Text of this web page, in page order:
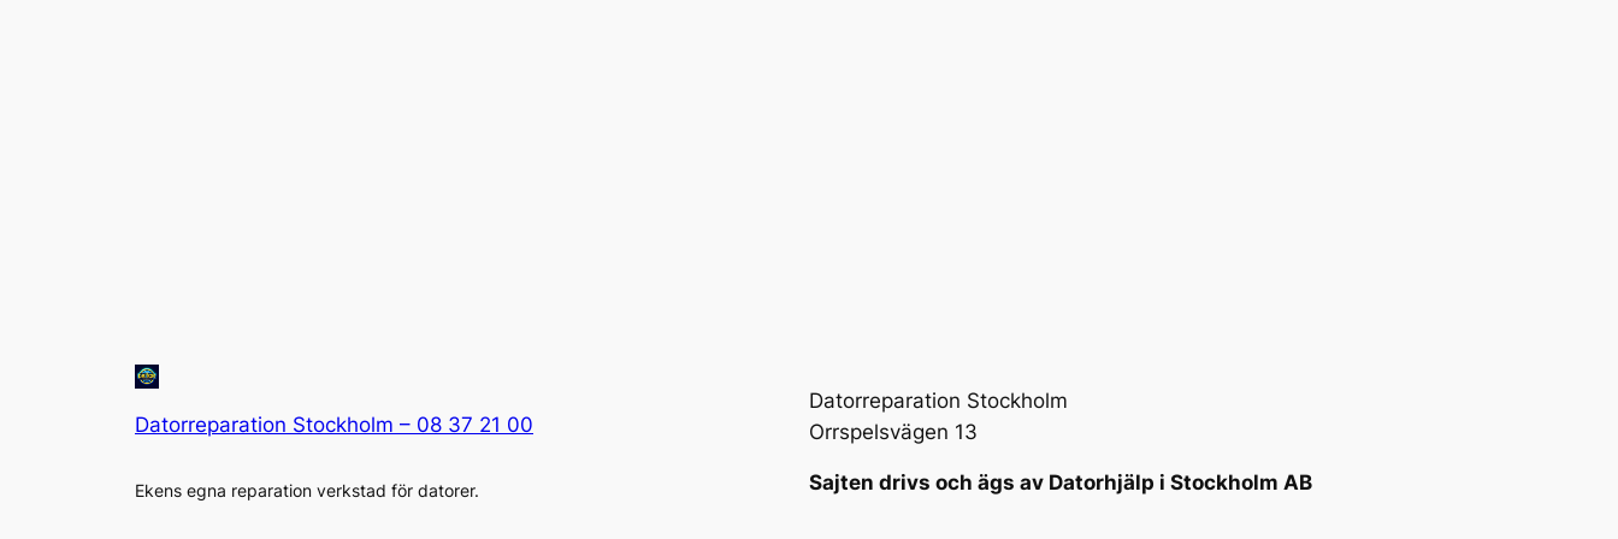
Datorreparation Stockholm – 08 37 21 00
Ekens egna reparation verkstad för datorer.
Datorreparation Stockholm
Orrspelsvägen 13
Sajten drivs och ägs av Datorhjälp i Stockholm AB